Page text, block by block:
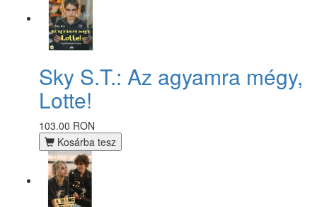
Sky S.T.: Az agyamra mégy,
Lotte!
103.00 RON
Kosárba tesz